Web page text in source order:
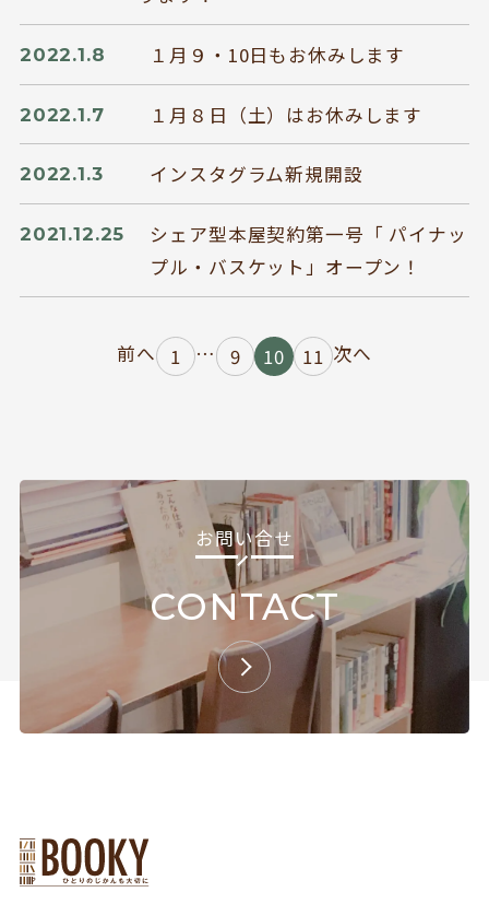
お知らせ のみもの・たべもの
開いてる？
SCHEDULE
ROCK & JAZZ
AUDIO
イベント情報
2022.1.8 １月９・10日もお休みします
2022.1.7 １月８日（土）はお休みします
2022.1.3 インスタグラム新規開設
2021.12.25
シェア型本屋契約第一号「 パイナッ
プル・バスケット」オープン！
ー
ジ
送
り
前へ 1 … 9 10 11 次へ
お問い合せ
CONTACT